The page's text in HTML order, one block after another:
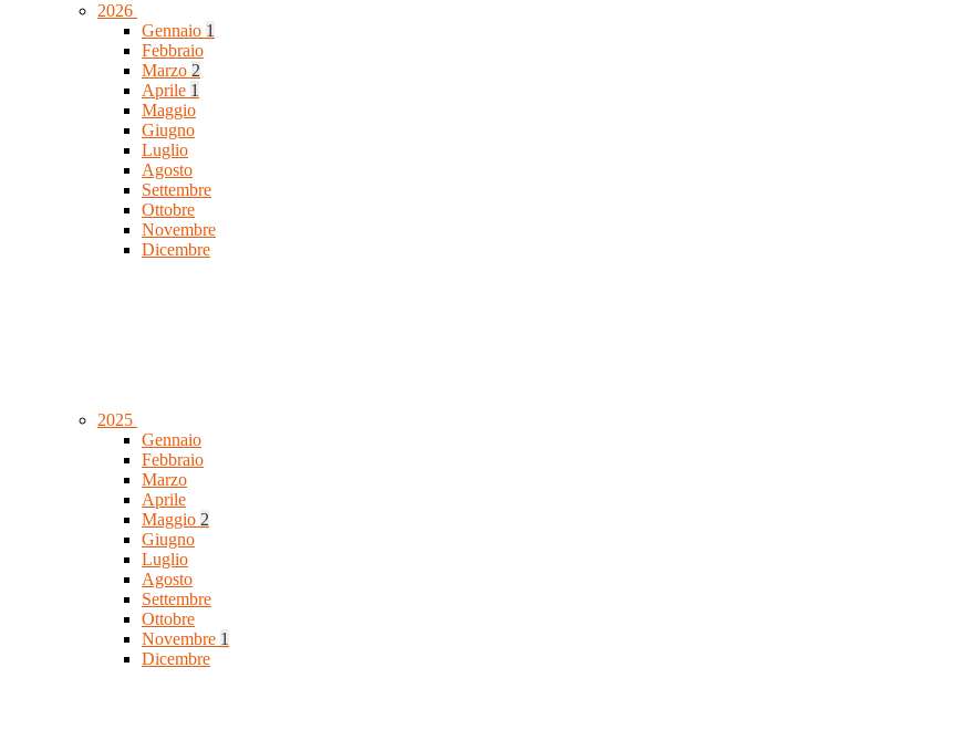
2026
Gennaio 1
Febbraio
Marzo 2
Aprile 1
Maggio
Giugno
Luglio
Agosto
Settembre
Ottobre
Novembre
Dicembre
2025
Gennaio
Febbraio
Marzo
Aprile
Maggio 2
Giugno
Luglio
Agosto
Settembre
Ottobre
Novembre 1
Dicembre